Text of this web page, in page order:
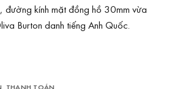
đường kính mặt đồng hồ 30mm vừa
Burton danh tiếng Anh Quốc.
THANH TOÁN